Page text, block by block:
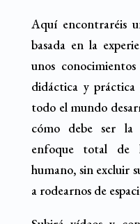
Aquí encontraréis
basada en la
unos
didáctica y práctica
todo el mundo
cómo debe ser
enfoque total de
humano, sin excluir
a rodearnos de